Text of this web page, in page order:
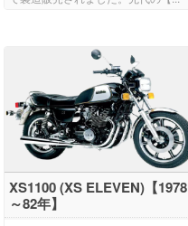
XS1100 (XS ELEVEN)【1978
～82年】